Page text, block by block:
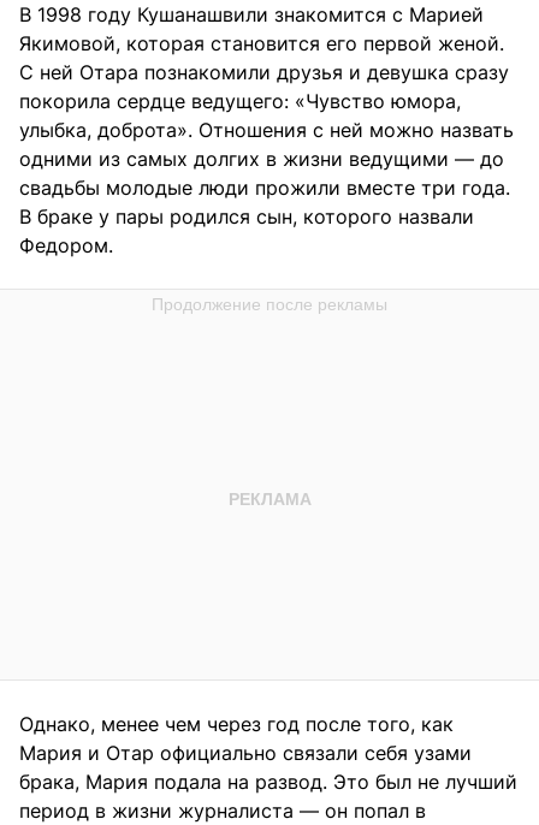
В 1998 году Кушанашвили знакомится с Марией
Якимовой, которая становится его первой женой.
С ней Отара познакомили друзья и девушка сразу
покорила сердце ведущего: «Чувство юмора,
улыбка, доброта». Отношения с ней можно назвать
одними из самых долгих в жизни ведущими — до
свадьбы молодые люди прожили вместе три года.
В браке у пары родился сын, которого назвали
Федором.
Однако, менее чем через год после того, как
Мария и Отар официально связали себя узами
брака, Мария подала на развод. Это был не лучший
период в жизни журналиста — он попал в